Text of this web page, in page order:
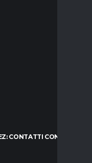
CONTATTI CON IL